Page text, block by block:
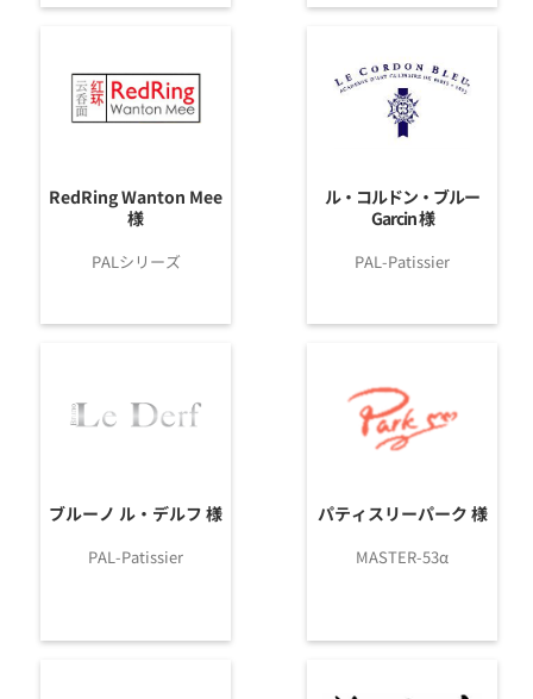
RedRing Wanton Mee
様
PALシリーズ
ル・コルドン・ブルー
Garcin 様
PAL-Patissier
ブルーノ ル・デルフ 様
PAL-Patissier
パティスリーパーク 様
MASTER-53α